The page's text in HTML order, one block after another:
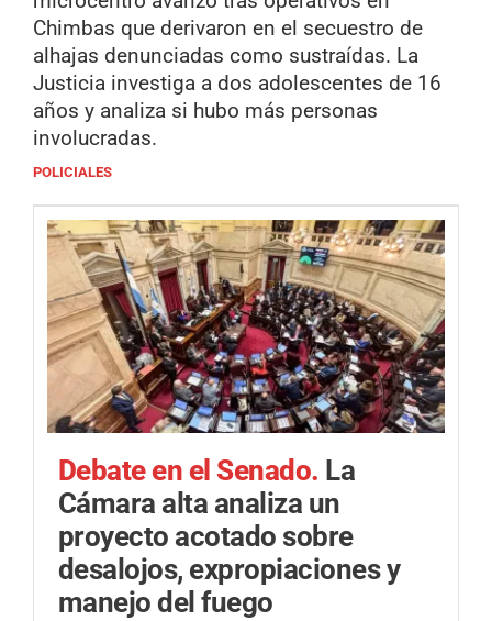
Chimbas que derivaron en el secuestro de
alhajas denunciadas como sustraídas. La
Justicia investiga a dos adolescentes de 16
años y analiza si hubo más personas
involucradas.
POLICIALES
Debate en el Senado. La
Cámara alta analiza un
proyecto acotado sobre
desalojos, expropiaciones y
manejo del fuego